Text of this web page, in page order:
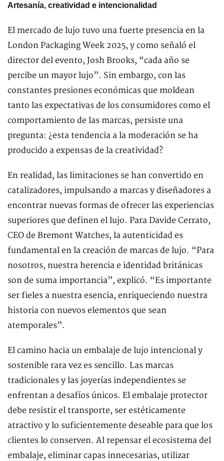
Artesanía, creatividad e intencionalidad
El mercado de lujo tuvo una fuerte presencia en la
London Packaging Week 2025, y como señaló el
director del evento, Josh Brooks, “cada año se
percibe un mayor lujo”. Sin embargo, con las
constantes presiones económicas que moldean
tanto las expectativas de los consumidores como el
comportamiento de las marcas, persiste una
pregunta: ¿esta tendencia a la moderación se ha
producido a expensas de la creatividad?
En realidad, las limitaciones se han convertido en
catalizadores, impulsando a marcas y diseñadores a
encontrar nuevas formas de ofrecer las experiencias
superiores que definen el lujo. Para Davide Cerrato,
CEO de Bremont Watches, la autenticidad es
fundamental en la creación de marcas de lujo. “Para
nosotros, nuestra herencia e identidad británicas
son de suma importancia”, explicó. “Es importante
ser fieles a nuestra esencia, enriqueciendo nuestra
historia con nuevos elementos que sean
atemporales”.
El camino hacia un embalaje de lujo intencional y
sostenible rara vez es sencillo. Las marcas
tradicionales y las joyerías independientes se
enfrentan a desafíos únicos. El embalaje protector
debe resistir el transporte, ser estéticamente
atractivo y lo suficientemente deseable para que los
clientes lo conserven. Al repensar el ecosistema del
embalaje, eliminar capas innecesarias, utilizar